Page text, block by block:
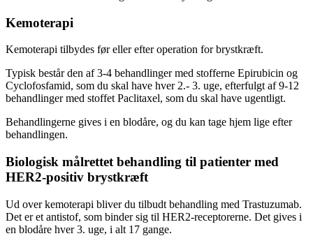
Kemoterapi
Kemoterapi tilbydes før eller efter operation for brystkræft.
Typisk består den af 3-4 behandlinger med stofferne Epirubicin og
Cyclofosfamid, som du skal have hver 2.- 3. uge, efterfulgt af 9-12
behandlinger med stoffet Paclitaxel, som du skal have ugentligt.
Behandlingerne gives i en blodåre, og du kan tage hjem lige efter
behandlingen.
Biologisk målrettet behandling til patienter med
HER2-positiv brystkræft
Ud over kemoterapi bliver du tilbudt behandling med Trastuzumab.
Det er et antistof, som binder sig til HER2-receptorerne. Det gives i
en blodåre hver 3. uge, i alt 17 gange.